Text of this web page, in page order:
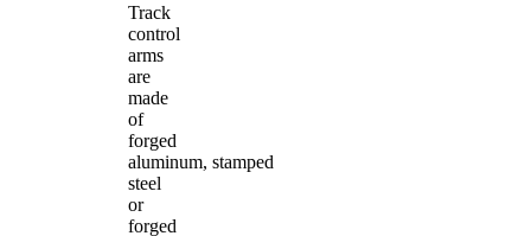
Track
control
arms
are
made
of
forged
aluminum, stamped
steel
or
forged